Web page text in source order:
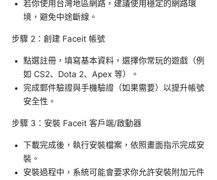
若你使用台灣地區網路，建議使用穩定的網路環
境，避免中途斷線。
步驟 2：創建 Faceit 帳號
點選註冊，填寫基本資料，選擇你常玩的遊戲（例
如 CS2、Dota 2、Apex 等）。
完成郵件驗證與手機驗證（如果需要）以提升帳號
安全性。
步驟 3：安裝 Faceit 客戶端/啟動器
下載完成後，執行安裝檔案，依照畫面指示完成安
裝。
安裝過程中，系統可能會要求你允許安裝附加元件